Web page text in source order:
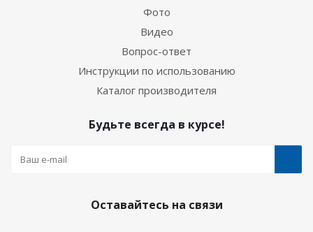
Фото
Видео
Вопрос-ответ
Инструкции по использованию
Каталог производителя
Будьте всегда в курсе!
Оставайтесь на связи